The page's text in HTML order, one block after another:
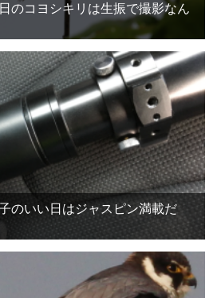
のコヨシキリは生振で撮影なん
のいい日はジャスピン満載だ